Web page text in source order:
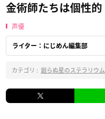
金術師たちは個性的
声優
ライター：にじめん編集部
カテゴリ : 廻らぬ星のステラリウム